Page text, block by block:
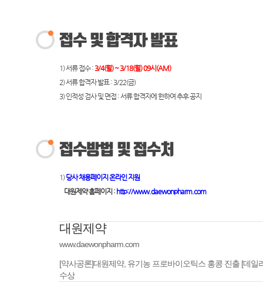
1) 서류 접수 : 3/4(월) ~ 3/18(월) 09시(AM)
2) 서류 합격자 발표 : 3/22(금)
3) 인적성 검사 및 면접 : 서류 합격자에 한하여 추후 공지
1)당사 채용페이지 온라인 지원
대원제약 홈페이지 : http://www.daewonpharm.com
대원제약
www.daewonpharm.com
[약사공론]대원제약, 유기농 프로바이오틱스 홍콩 진출 [데
수상